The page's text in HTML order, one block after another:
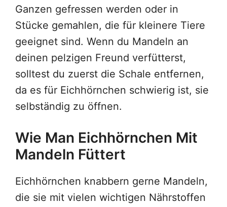
Ganzen gefressen werden oder in
Stücke gemahlen, die für kleinere Tiere
geeignet sind. Wenn du Mandeln an
deinen pelzigen Freund verfütterst,
solltest du zuerst die Schale entfernen,
da es für Eichhörnchen schwierig ist, sie
selbständig zu öffnen.
Wie Man Eichhörnchen Mit
Mandeln Füttert
Eichhörnchen knabbern gerne Mandeln,
die sie mit vielen wichtigen Nährstoffen